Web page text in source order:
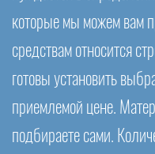
которые мы можем вам
средствам относится
готовы установить
приемлемой цене.
подбираете сами.